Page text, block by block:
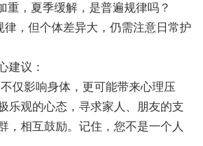
重，夏季缓解，是普遍规律吗？
律，但个体差异大，仍需注意日常护
建议：
仅影响身体，更可能带来心理压
乐观的心态，寻求家人、朋友的支
，相互鼓励。记住，您不是一个人